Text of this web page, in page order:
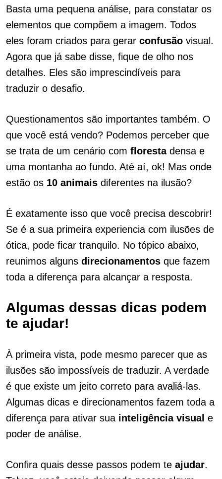
Basta uma pequena análise, para constatar os
elementos que compõem a imagem. Todos
eles foram criados para gerar confusão visual.
Agora que já sabe disse, fique de olho nos
detalhes. Eles são imprescindíveis para
traduzir o desafio.
Questionamentos são importantes também. O
que você está vendo? Podemos perceber que
se trata de um cenário com florestadensa e
uma montanha ao fundo. Até aí, ok! Mas onde
estão os 10 animais diferentes na ilusão?
É exatamente isso que você precisa descobrir!
Se é a sua primeira experiencia com ilusões de
ótica, pode ficar tranquilo. No tópico abaixo,
reunimos alguns direcionamentos que fazem
toda a diferença para alcançar a resposta.
Algumas dessas dicas podem
te ajudar!
À primeira vista, pode mesmo parecer que as
ilusões são impossíveis de traduzir. A verdade
é que existe um jeito correto para avaliá-las.
Algumas dicas e direcionamentos fazem toda a
diferença para ativar sua inteligência visual e
poder de análise.
Confira quais desse passos podem te ajudar.